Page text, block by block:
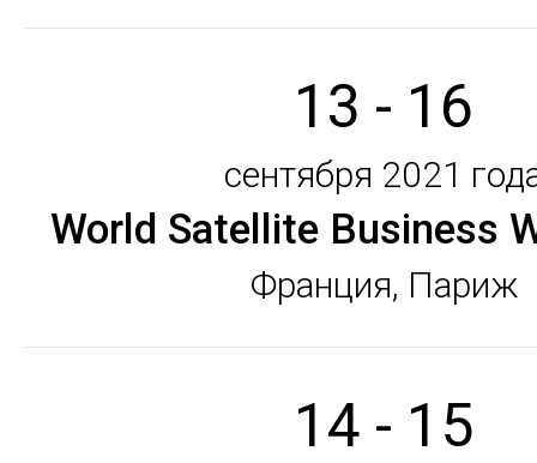
13 - 16
сентября 2021
World Satellite Business
Франция, Париж
14 - 15